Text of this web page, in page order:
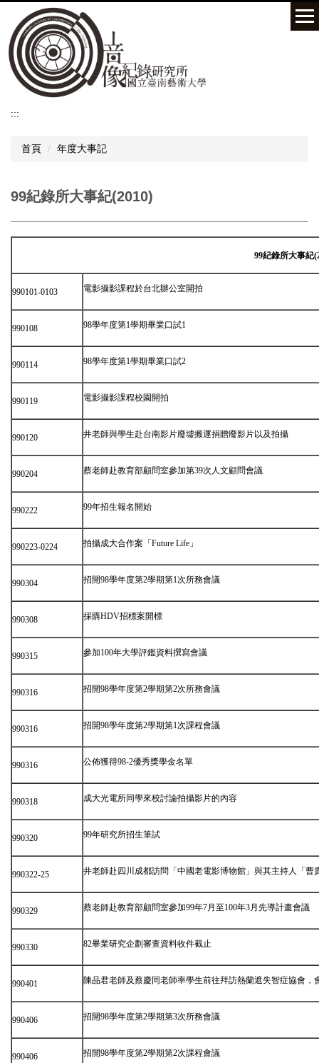
到
主
要
內
:::
首頁 年度大事記
99紀錄所大事紀(2010)
99紀錄所大事紀
990101-0103 電影攝影課程於台北辦公室開拍
990108 98學年度第1學期畢業口試1
990114 98學年度第1學期畢業口試2
990119 電影攝影課程校園開拍
990120 井老師與學生赴台南影片廢墟搬運捐贈廢影片以及拍攝
990204 蔡老師赴教育部顧問室參加第39次人文顧問會議
990222 99年招生報名開始
990223-0224 拍攝成大合作案「Future Life」
990304 招開98學年度第2學期第1次所務會議
990308 採購HDV招標案開標
990315 參加100年大學評鑑資料撰寫會議
990316 招開98學年度第2學期第2次所務會議
990316 招開98學年度第2學期第1次課程會議
990316 公佈獲得98-2優秀獎學金名單
990318 成大光電所同學來校討論拍攝影片的內容
990320 99年研究所招生筆試
990322-25 井老師赴四川成都訪問「中國老電影博物館」與其主持人「曹
990329 蔡老師赴教育部顧問室參加99年7月至100年3月先導計畫會議
990330 82畢業研究企劃審查資料收件截止
990401 陳品君老師及蔡慶同老師率學生前往拜訪熱蘭遮失智症協會
990406 招開98學年度第2學期第3次所務會議
990406 招開98學年度第2學期第2次課程會議